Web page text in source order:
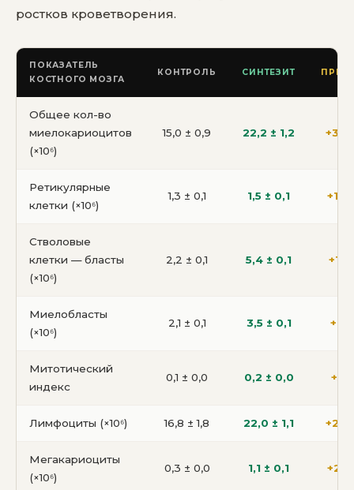
ростков кроветворения.
ПОКАЗАТЕЛЬ
КОСТНОГО МОЗГА
КОНТРОЛЬ СИНТЕЗИТ
Общее кол-во
миелокариоцитов
(×10⁶)
15,0 ± 0,9 22,2 ± 1,2
Ретикулярные
клетки (×10⁶)
1,3 ± 0,1 1,5 ± 0,1
Стволовые
клетки — бласты
(×10⁶)
2,2 ± 0,1 5,4 ± 0,1
Миелобласты
(×10⁶)
2,1 ± 0,1 3,5 ± 0,1
Митотический
индекс
0,1 ± 0,0 0,2 ± 0,0
Лимфоциты (×10⁶) 16,8 ± 1,8 22,0 ± 1,1
Мегакариоциты
(×10⁶)
0,3 ± 0,0 1,1 ± 0,1